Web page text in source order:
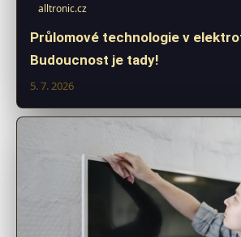
alltronic.cz
Průlomové technologie v
Budoucnost je tady!
5. 7. 2026